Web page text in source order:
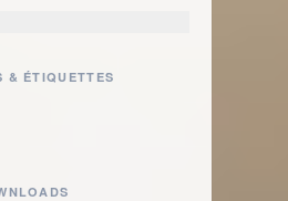
& ÉTIQUETTES